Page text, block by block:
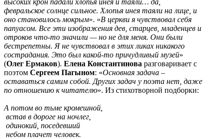
февральское солнце сильное. Хлопья инея таяли на лице, и
оно становилось мокрым». «В церкви я чувствовал себя
папуасом. Все эти изображения дев, старцев, младенцев и
отроков что-то значили — но не для меня. Они были
бестрепетны. Я не чувствовал в этих ликах никакого
сострадания. Это был какой-то причудливый музей»
(Олег Ермаков). Елена Константинова разговаривает с
поэтом Сергеем Пагыном: «Основная задача –
оставаться самим собой. Других задач у поэта нет, даже
по отношению к читателю». Из стихотворной подборки:
А потом во тьме кромешной,
встав в дороге на ночлег,
одинокий, поседевший
небом плачет человек.